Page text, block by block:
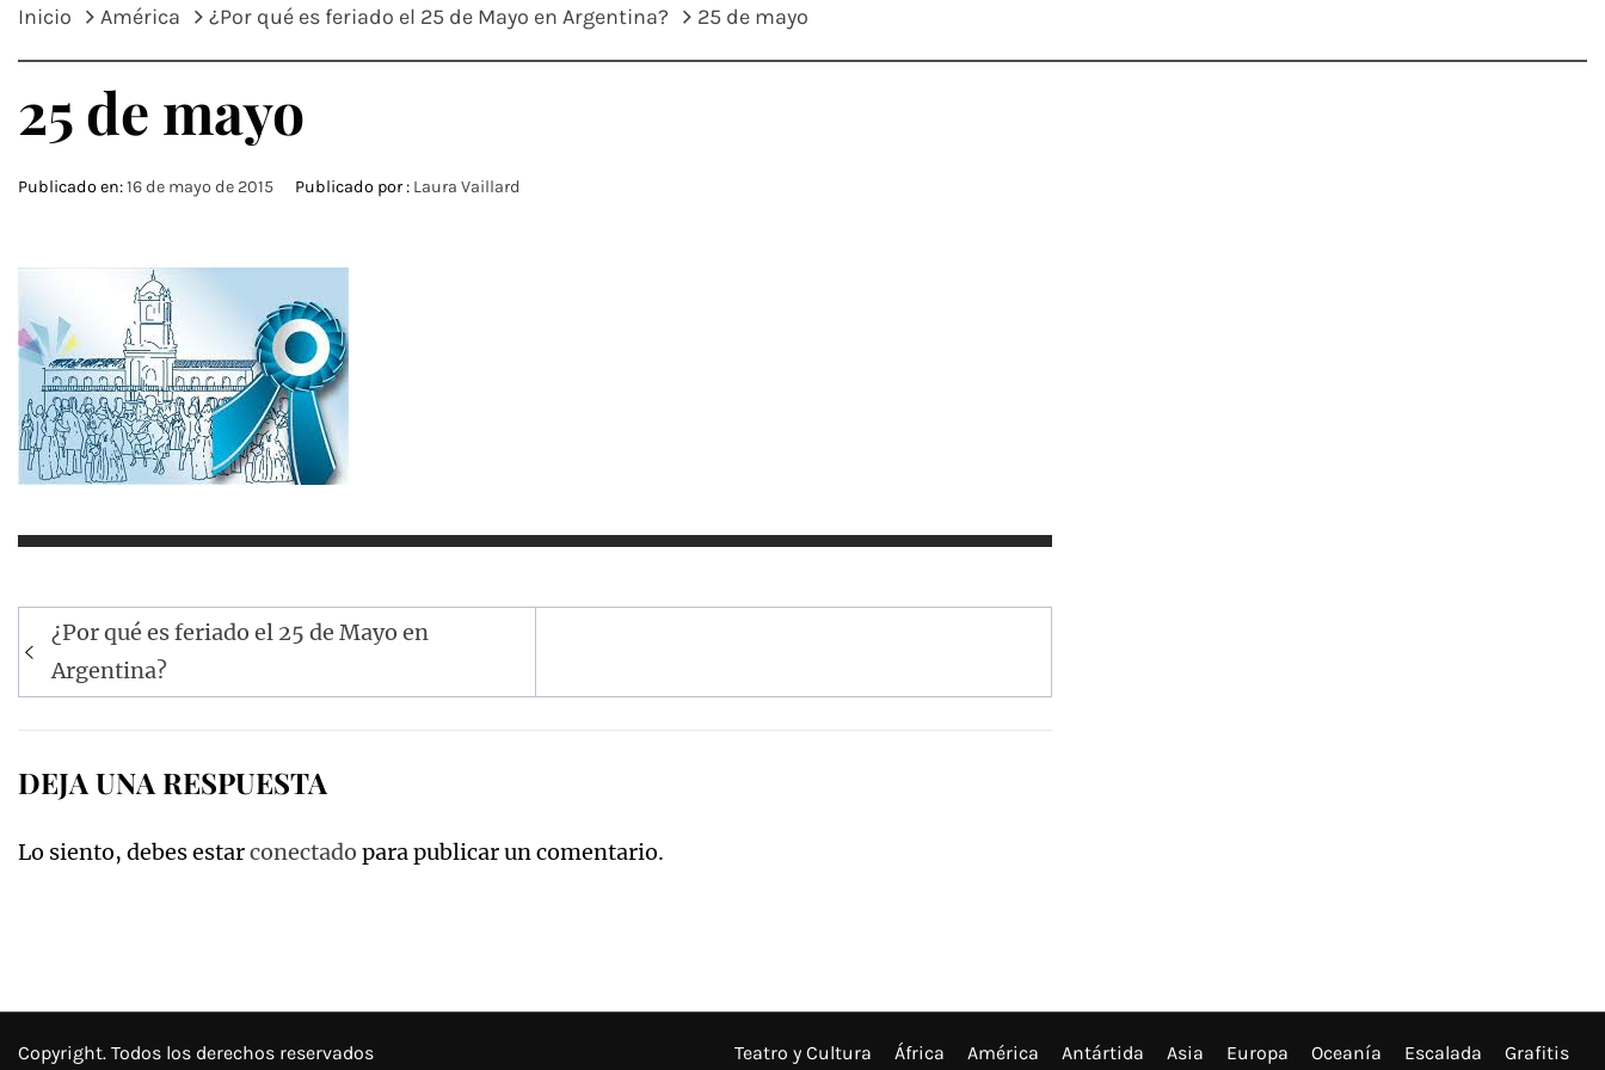
Inicio América ¿Por qué es feriado el 25 de Mayo en Argentina? 25 de mayo
25 de mayo
Publicado en:16 de mayo de 2015 Publicado por : Laura Vaillard
Navegación
de
entradas
¿Por qué es feriado el 25 de Mayo en
Argentina?
DEJA UNA RESPUESTA
Lo siento, debes estarconectado para publicar un comentario.
Copyright. Todos los derechos reservados Teatro y Cultura África América Antártida Asia Europa Oceanía Escalada Grafitis